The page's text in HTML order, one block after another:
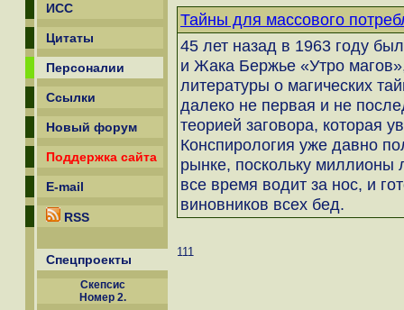
ИСС
Цитаты
Персоналии
Ссылки
Новый форум
Поддержка сайта
E-mail
RSS
Спецпроекты
Скепсиc
Номер 2.
Тайны для массового
45 лет назад в 1963 году
и Жака Бержье «Утро
литературы о магических
далеко не первая и не
теорией заговора, которая
Конспирология уже давно
рынке, поскольку миллионы
все время водит за нос, и
виновников всех бед.
111